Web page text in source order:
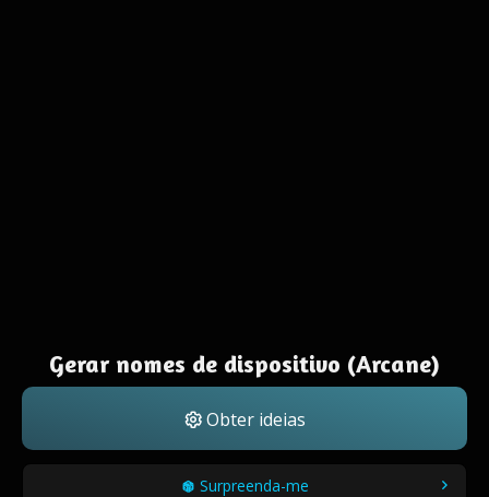
Gerar nomes de dispositivo (Arcane)
Obter ideias
Surpreenda-me